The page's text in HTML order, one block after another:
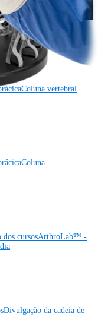
Coluna vertebral
Coluna
dos cursosArthroLab™ -
Divulgação da cadeia de